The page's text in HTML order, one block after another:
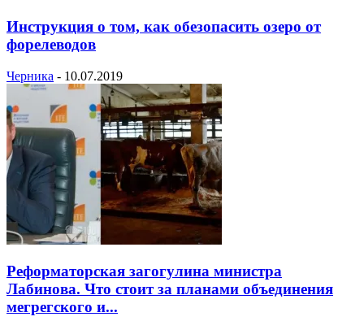
Инструкция о том, как обезопасить озеро от
форелеводов
Черника - 10.07.2019
Реформаторская загогулина министра
Лабинова. Что стоит за планами объединения
мегрегского и...